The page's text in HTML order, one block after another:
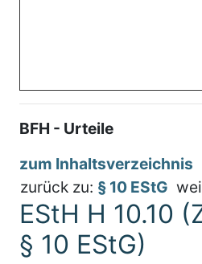
BFH - Urteile
zum Inhaltsverzeichnis
zurück zu: § 10 EStG
EStH H 10.10
§ 10 EStG)